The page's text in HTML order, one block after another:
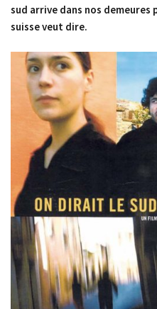
sud arrive dans nos demeures
suisse veut dire.